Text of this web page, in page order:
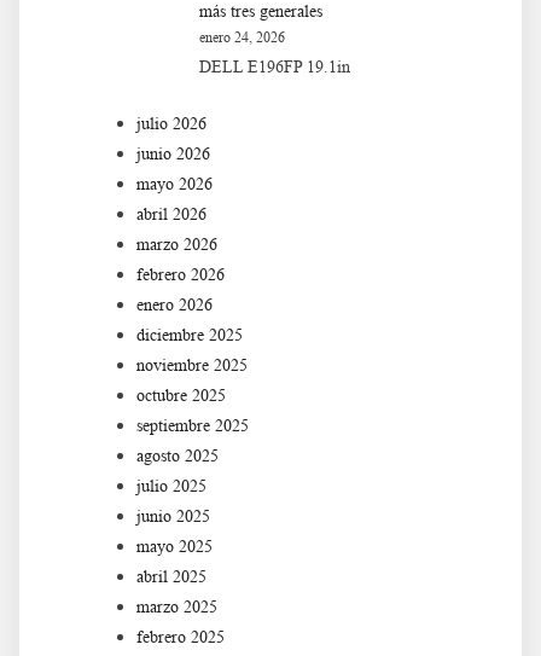
más tres generales
enero 24, 2026
DELL E196FP 19.1in
julio 2026
junio 2026
mayo 2026
abril 2026
marzo 2026
febrero 2026
enero 2026
diciembre 2025
noviembre 2025
octubre 2025
septiembre 2025
agosto 2025
julio 2025
junio 2025
mayo 2025
abril 2025
marzo 2025
febrero 2025